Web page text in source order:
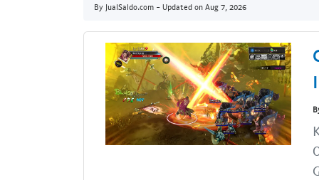
By JualSaldo.com - Updated on Aug 7, 2026